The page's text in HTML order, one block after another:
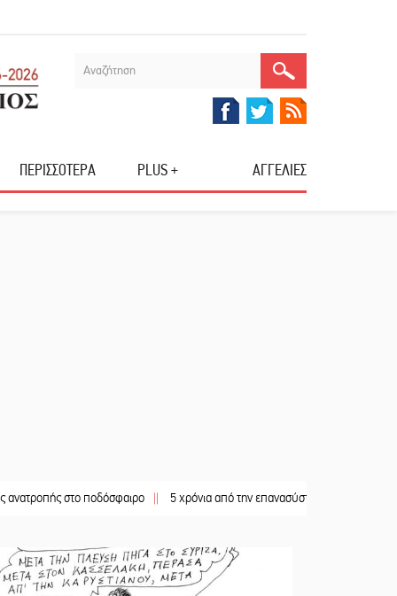
ΠΕΡΙΣΣΟΤΕΡΑ PLUS + ΑΓΓΕΛΙΕΣ
στο ποδόσφαιρο || 5 χρόνια από την επανασύσταση της ΙΜ Παναγίας